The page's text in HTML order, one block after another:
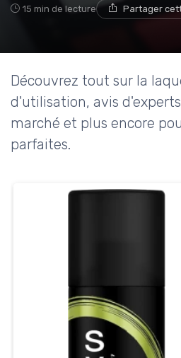
15 min de lecture Partager
Découvrez tout sur la
d'utilisation, avis
marché et plus encore
parfaites.